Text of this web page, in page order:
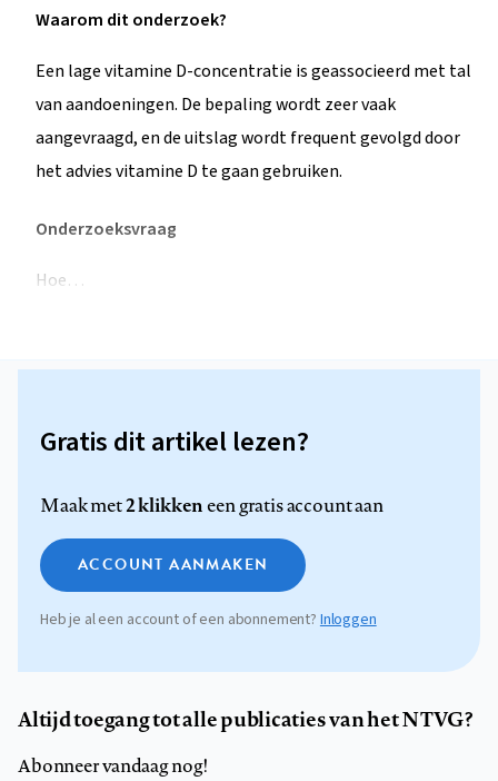
Waarom dit onderzoek?
Een lage vitamine D-concentratie is geassocieerd met tal
van aandoeningen. De bepaling wordt zeer vaak
aangevraagd, en de uitslag wordt frequent gevolgd door
het advies vitamine D te gaan gebruiken.
Onderzoeksvraag
Hoe…
Gratis dit artikel lezen?
Maak met2 klikkeneen gratis account aan
ACCOUNT AANMAKEN
Heb je al een account of een abonnement?Inloggen
Altijd toegang tot alle publicaties van het NTVG?
Abonneer vandaag nog!